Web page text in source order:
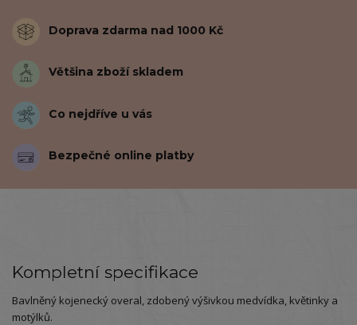
Doprava zdarma nad 1000 Kč
Většina zboží skladem
Co nejdříve u vás
Bezpečné online platby
Kompletní specifikace
Bavlněný kojenecký overal, zdobený výšivkou medvídka, květinky a
motýlků.